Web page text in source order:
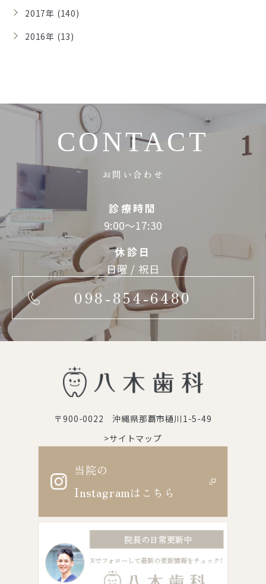
2017年 (140)
2016年 (13)
CONTACT
お問い合わせ
診療時間
9:00～17:30
休診日
日曜 / 祝日
098-854-6480
〒900-0022 沖縄県那覇市樋川1-5-49
>サイトマップ
当院の
Instagramはこちら